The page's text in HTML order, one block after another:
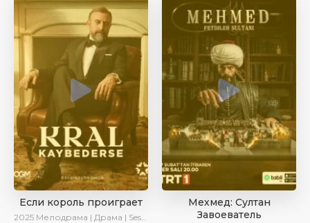
Если король проиграет
2025 Мелодрама | Драма | SesDizi | Ирина Котова | AlisaDirilis | Turok1990 | Новинки | Сериалы 2025
Мехмед: Султан
Завоеватель